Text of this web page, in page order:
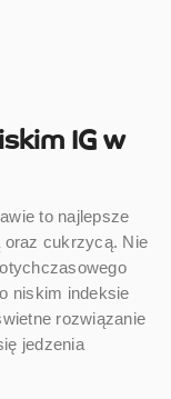
IG w
to najlepsze
oraz cukrzycą. Nie
niskim indeksie
rozwiązanie
jedzenia